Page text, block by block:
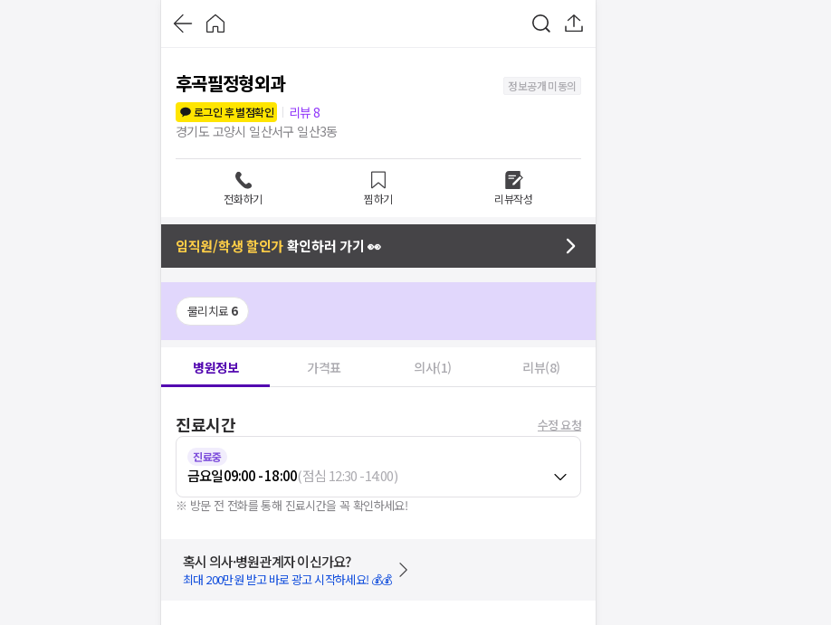
후곡필정형외과
정보공개 미동의
로그인 후 별점확인
리뷰8
경기도 고양시 일산서구 일산3동
전화하기 찜하기 리뷰작성
임직원/학생 할인가확인하러 가기 👀
물리치료 6
병원정보 가격표 의사(1) 리뷰(8)
진료시간 수정 요청
진료중
금요일09:00 - 18:00(점심 12:30-14:00)
※ 방문 전 전화를 통해 진료시간을 꼭 확인하세요!
혹시 의사·병원관계자 이신가요?
최대 200만원 받고 바로 광고 시작하세요! 💰💰